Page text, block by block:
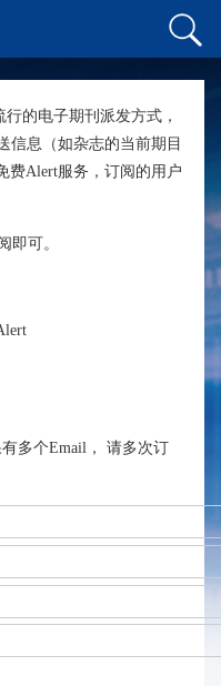
的电子期刊派发方式，
信息（如杂志的当前期目
费Alert服务，订阅的用户
即可。
多个Email， 请多次订